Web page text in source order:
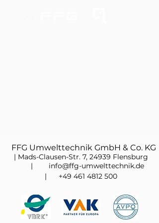
Umwelttechnik GmbH & Co. KG
| Mads-Clausen-Str. 7, 24939 Flensburg
| info@ffg-umwelttechnik.de
| +49 461 4812 500